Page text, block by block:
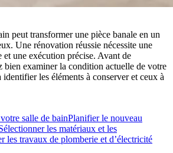
peut transformer une pièce banale en un
Une rénovation réussie nécessite une
une exécution précise. Avant de
bien examiner la condition actuelle de votre
identifier les éléments à conserver et ceux à
salle de bainPlanifier le nouveau
les matériaux et les
les travaux de plomberie et d’électricité